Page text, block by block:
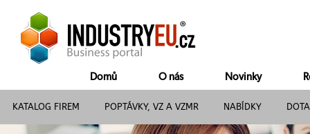
Domů O nás Novinky
KATALOG FIREM POPTÁVKY, VZ A VZMR NABÍDKY